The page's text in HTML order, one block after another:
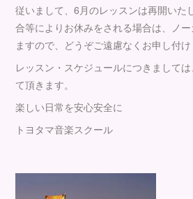
従いまして、6月のレッスンは再開いた
合等によりお休みをされる場合は、ノ
ますので、どうぞご遠慮なくお申し付け
レッスン・スケジュールにつきまして
て頂きます。
楽しい日常を安心安全に
トヨタマ音楽スクール